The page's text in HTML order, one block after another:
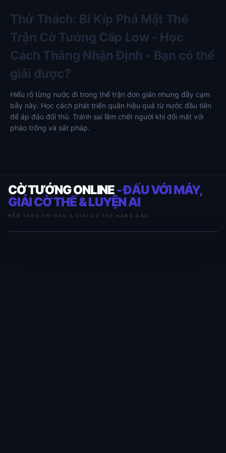
Thử Thách: Bí Kíp Phá Mật Thế
Trận Cờ Tướng Cấp Low - Học
Cách Thắng Nhận Định - Bạn có thể
giải được?
Hiểu rõ từng nước đi trong thế trận đơn giản nhưng đầy cạm
bẫy này. Học cách phát triển quân hiệu quả từ nước đầu tiên
để áp đảo đối thủ. Tránh sai lầm chết người khi đối mặt với
pháo trống và sát pháp.
CỜ TƯỚNG ONLINE- ĐẤU VỚI MÁY,
GIẢI CỜ THẾ & LUYỆN AI
NỀN TẢNG THI ĐẤU & GIẢI CỜ THẾ HÀNG ĐẦU